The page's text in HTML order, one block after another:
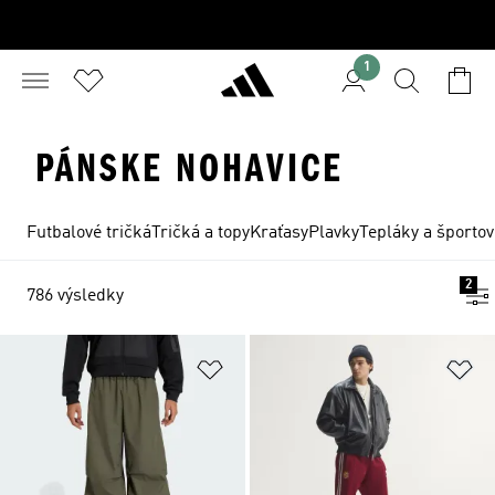
1
PÁNSKE NOHAVICE
Futbalové tričká Tričká a topyKraťasyPlavky Tepláky a
786 výsledky
2
Pridať do zoznamu želaných